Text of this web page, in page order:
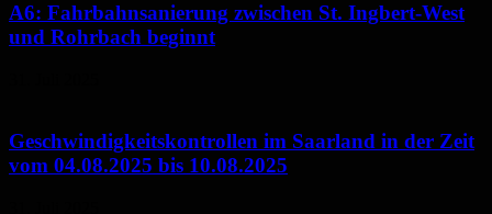
A6: Fahrbahnsanierung zwischen St. Ingbert-West
und Rohrbach beginnt
Geschwindigkeitskontrollen im Saarland in der Zeit
vom 04.08.2025 bis 10.08.2025